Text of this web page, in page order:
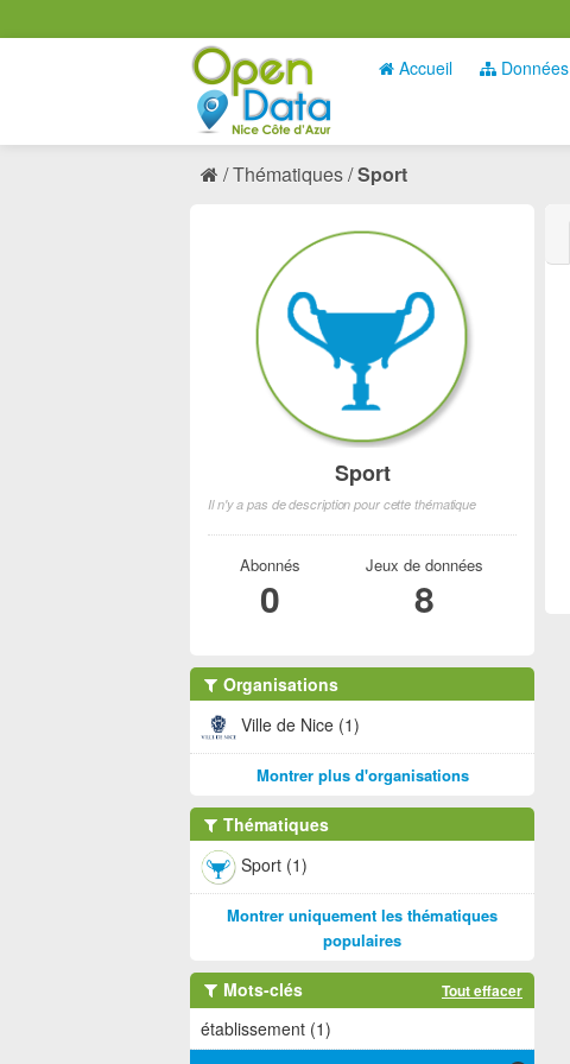
Accueil Données
Thématiques Sport
Sport
Il n'y a pas de description pour cette thématique
Abonnés
0
Jeux de données
8
Organisations
Ville de Nice (1)
Montrer plus d'organisations
Thématiques
Sport (1)
Montrer uniquement les thématiques
populaires
Mots-clés Tout effacer
établissement (1)